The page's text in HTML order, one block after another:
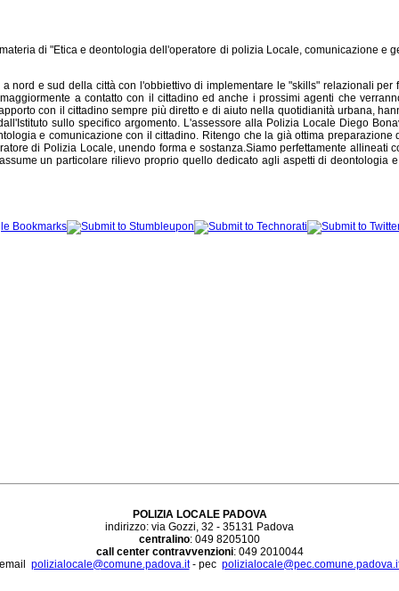
di "Etica e deontologia dell'operatore di polizia Locale, comunicazione e
nord e sud della città con l'obbiettivo di implementare le "skills" relazionali
a contatto con il cittadino ed anche i prossimi agenti che
con il cittadino sempre più diretto e di aiuto nella quotidianità urbana,
sullo specifico argomento. L'assessore alla Polizia Locale Diego
e comunicazione con il cittadino. Ritengo che la già ottima
di Polizia Locale, unendo forma e sostanza.Siamo perfettamente
un particolare rilievo proprio quello dedicato agli aspetti di
POLIZIA LOCALE PADOVA
indirizzo: via Gozzi, 32 - 35131 Padova
centralino: 049 8205100
call center contravvenzioni: 049 2010044
polizialocale@comune.padova.it- pec